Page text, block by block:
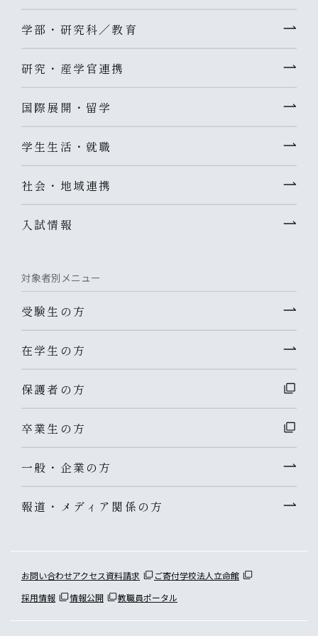
学部・研究科／教育
研究・産学官連携
国際展開・留学
学生生活・就職
社会・地域連携
入試情報
対象者別メニュー
受験生の方
在学生の方
保護者の方
卒業生の方
一般・企業の方
報道・メディア関係の方
お問い合わせアクセス資料請求 ご寄付学校法人立命館
採用情報
情報公開 教職員ポータル